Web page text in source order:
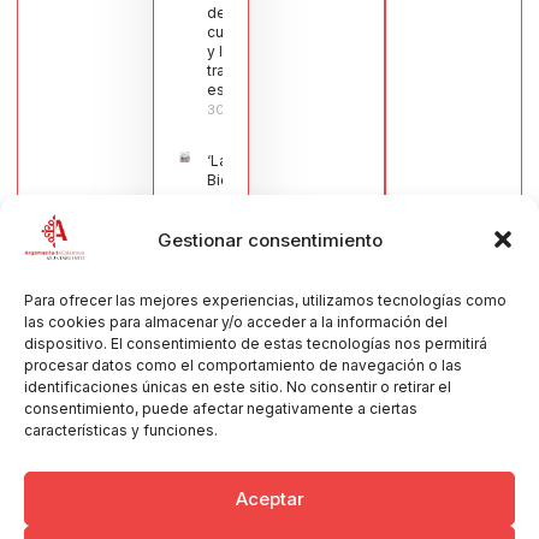
Gestionar consentimiento
Para ofrecer las mejores experiencias, utilizamos tecnologías como
las cookies para almacenar y/o acceder a la información del
dispositivo. El consentimiento de estas tecnologías nos permitirá
procesar datos como el comportamiento de navegación o las
identificaciones únicas en este sitio. No consentir o retirar el
consentimiento, puede afectar negativamente a ciertas
características y funciones.
Aceptar
de la
cuchillería
y la navaja
tradicional
española
30/07/2026
‘La
Bienvenida’,
estampa de
de la Virgen
Muñoz
Muñoz,
anuncia las
Fiestas
Patronales
2026
30/07/2026